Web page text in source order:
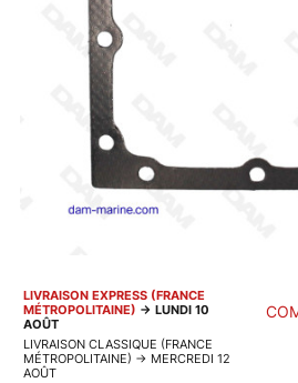
LIVRAISON EXPRESS (FRANCE
MÉTROPOLITAINE) → LUNDI 10
AOÛT
LIVRAISON CLASSIQUE (FRANCE
MÉTROPOLITAINE) → MERCREDI 12
AOÛT